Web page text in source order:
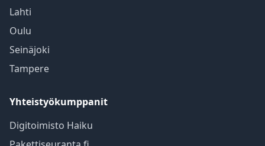
Lahti
Oulu
Seinäjoki
Tampere
Yhteistyökumppanit
Digitoimisto Haiku